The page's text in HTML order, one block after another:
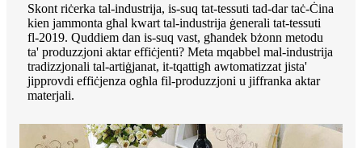
Skont riċerka tal-industrija, is-suq tat-tessuti tad-dar taċ-Ċina
kien jammonta għal kwart tal-industrija ġenerali tat-tessuti
fl-2019. Quddiem dan is-suq vast, għandek bżonn metodu
ta' produzzjoni aktar effiċjenti? Meta mqabbel mal-industrija
tradizzjonali tal-artiġjanat, it-tqattigħ awtomatizzat jista'
jipprovdi effiċjenza ogħla fil-produzzjoni u jiffranka aktar
materjali.